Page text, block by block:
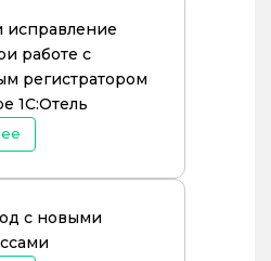
исправление
работе с
регистратором
1С:Отель
с новыми